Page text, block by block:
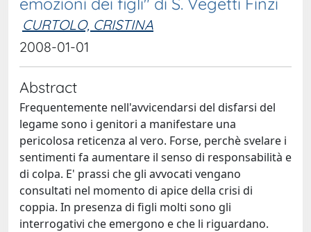
CURTOLO, CRISTINA
2008-01-01
Abstract
Frequentemente nell'avvicendarsi del disfarsi del
legame sono i genitori a manifestare una
pericolosa reticenza al vero. Forse, perchè svelare i
sentimenti fa aumentare il senso di responsabilità e
di colpa. E' prassi che gli avvocati vengano
consultati nel momento di apice della crisi di
coppia. In presenza di figli molti sono gli
interrogativi che emergono e che li riguardano.